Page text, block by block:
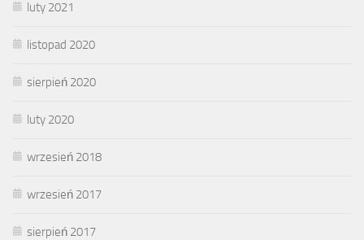
luty 2021
listopad 2020
sierpień 2020
luty 2020
wrzesień 2018
wrzesień 2017
sierpień 2017